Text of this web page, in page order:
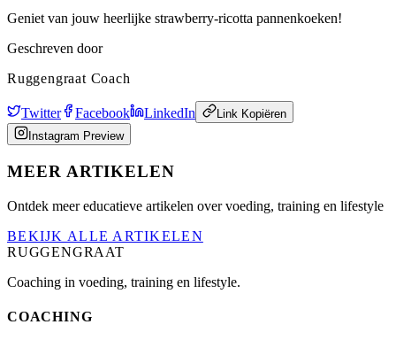
Geniet van jouw heerlijke strawberry-ricotta pannenkoeken!
Geschreven door
Ruggengraat Coach
Twitter Facebook LinkedIn
Link Kopiëren
Instagram Preview
MEER ARTIKELEN
Ontdek meer educatieve artikelen over voeding, training en lifestyle
BEKIJK ALLE ARTIKELEN
RUGGENGRAAT
Coaching in voeding, training en lifestyle.
COACHING